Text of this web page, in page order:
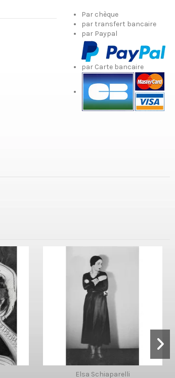
Par chèque
par transfert bancaire
par Paypal
par Carte bancaire
Elsa Schiaparelli